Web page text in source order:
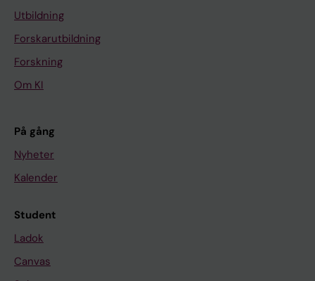
Utbildning
Forskarutbildning
Forskning
Om KI
På gång
Nyheter
Kalender
Student
Ladok
Canvas